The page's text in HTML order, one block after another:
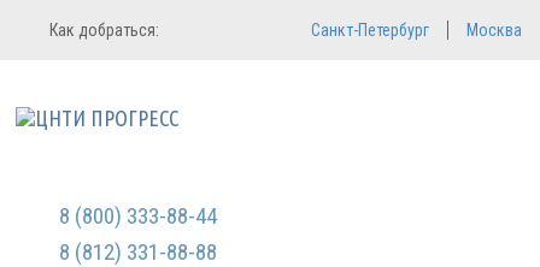
Регистрация
Мы не передаем ваши данные
третьим лицам и не рассылаем
Вход в систему
Как добраться: Санкт-Петербург Москва
8 (800) 333-88-44
8 (812) 331-88-88